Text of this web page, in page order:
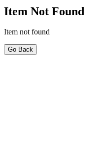
Item Not Found
Item not found
Go Back